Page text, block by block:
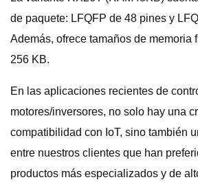
de paquete: LFQFP de 48 pines y
Además, ofrece tamaños de memoria
256 KB.
En las aplicaciones recientes de
motores/inversores, no solo hay una
compatibilidad con IoT, sino también
entre nuestros clientes que han
productos más especializados y de